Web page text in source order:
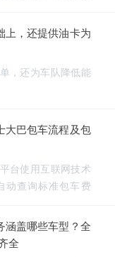
上，还提供油卡为
，还为车队降低能
大巴包车流程及包
台使用互联网技术
动查询标准包车费
班车、校车、婚庆
涵盖哪些车型？全
全